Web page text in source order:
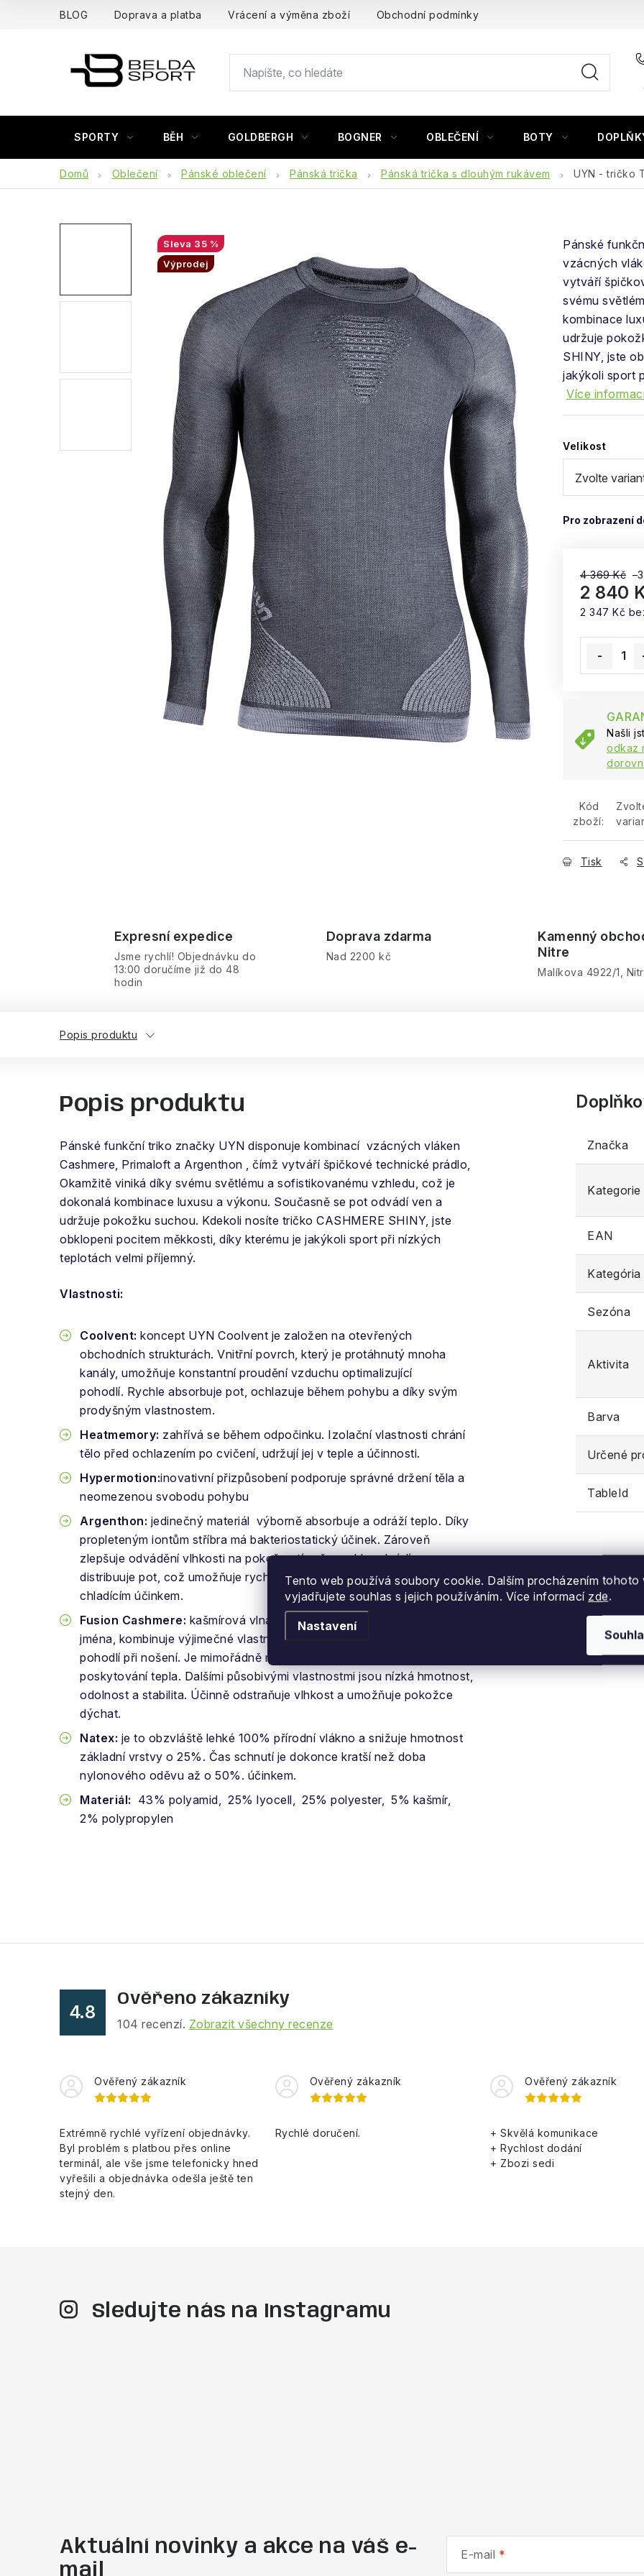
Tento web používá soubory cookie. Dalším procházením tohoto
vyjadřujete souhlas s jejich používáním. Více informací zde.
Nastavení
BLOG Doprava a platba Vrácení a výměna zboží Obchodní podmínky
SPORTY BĚH GOLDBERGH BOGNER OBLEČENÍ BOTY
Domů Oblečení Pánské oblečení Pánská trička Pánská trička s dlouhým rukávem UYN - tričko T
Pánské
vzácných
vytváří
svému
kombinace
udržuje
SHINY, jste
jakýkoli sport
Více
Velikost
4 369 Kč
2 840
2 347 Kč
Našli
odkaz
Kód
zboží:
Tisk
35 %
Výprodej
Expresní expedice
Jsme rychlí! Objednávku do
13:00 doručíme již do 48
hodin
Doprava zdarma
Nad 2200 kč
Kamenný
Nitre
Malíkova 4922/1,
Popis produktu
Popis produktu
Pánské funkční triko značky UYN disponuje kombinací vzácných vláken
Cashmere, Primaloft a Argenthon , čímž vytváří špičkové technické prádlo,
Okamžitě viniká díky svému světlému a sofistikovanému vzhledu, což je
dokonalá kombinace luxusu a výkonu. Současně se pot odvádí ven a
udržuje pokožku suchou. Kdekoli nosíte tričko CASHMERE SHINY, jste
obklopeni pocitem měkkosti, díky kterému je jakýkoli sport při nízkých
teplotách velmi příjemný.
Vlastnosti:
Coolvent: koncept UYN Coolvent je založen na otevřených
obchodních strukturách. Vnitřní povrch, který je protáhnutý mnoha
kanály, umožňuje konstantní proudění vzduchu optimalizující
pohodlí. Rychle absorbuje pot, ochlazuje během pohybu a díky svým
prodyšným vlastnostem.
Heatmemory: zahřívá se během odpočinku. Izolační vlastnosti chrání
tělo před ochlazením po cvičení, udržují jej v teple a účinnosti.
Hypermotion:inovativní přizpůsobení podporuje správné držení těla a
neomezenou svobodu pohybu
Argenthon: jedinečný materiál výborně absorbuje a odráží teplo. Díky
propleteným iontům stříbra má bakteriostatický účinek. Zároveň
zlepšuje odvádění vlhkosti na pokožce tím, že rychle odvádí a
distribuuje pot, což umožňuje rychlejší odpařování s příjemným
chladícím účinkem.
Fusion Cashmere: kašmírová vlna , která se vyrábí z kozy stejného
jména, kombinuje výjimečné vlastnosti a je známá pro nejvyšší míru
pohodlí při nošení. Je mimořádně měkká a je rovněž účinná při
poskytování tepla. Dalšími působivými vlastnostmi jsou nízká hmotnost,
odolnost a stabilita. Účinně odstraňuje vlhkost a umožňuje pokožce
dýchat.
Natex: je to obzvláště lehké 100% přírodní vlákno a snižuje hmotnost
základní vrstvy o 25%. Čas schnutí je dokonce kratší než doba
nylonového oděvu až o 50%. účinkem.
Materiál: 43% polyamid, 25% lyocell, 25% polyester, 5% kašmír,
2% polypropylen
Značka
Kategorie
EAN
Kategória
Sezóna
Aktivita
Barva
Určené
TableId
4.8
Ověřeno zákazníky
104 recenzí. Zobrazit všechny recenze
Ověřený zákazník
Extrémně rychlé vyřízení objednávky.
Byl problém s platbou přes online
terminál, ale vše jsme telefonicky hned
vyřešili a objednávka odešla ještě ten
stejný den.
Ověřený zákazník
Rychlé doručení.
Ověřený zákazník
+ Skvělá komunikace
+ Rychlost dodání
+ Zbozi sedi
Sledujte nás na Instagramu
Aktuální novinky a akce na váš e-
mail
E-mail